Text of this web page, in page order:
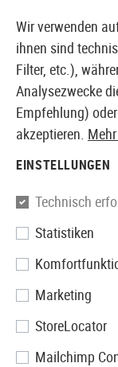
Polarstar
UGS Type
Buttstock
Wir verwenden
ihnen sind
Filter, etc.),
Analysezwecke
Empfehlung)
akzeptieren.
EINSTELLUNGEN
Technisch
Statistiken
Marketing
StoreLocator
Mailchimp